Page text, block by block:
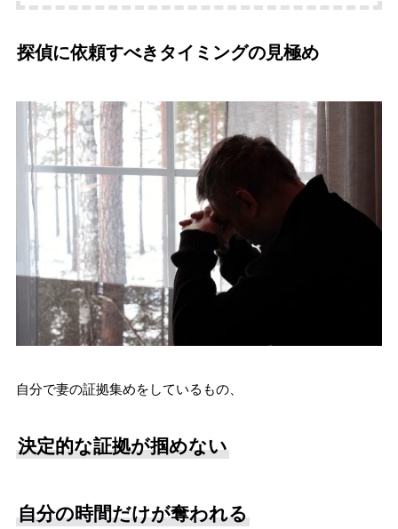
探偵に依頼すべきタイミングの見極め
自分で妻の証拠集めをしているもの、
決定的な証拠が掴めない
自分の時間だけが奪われる